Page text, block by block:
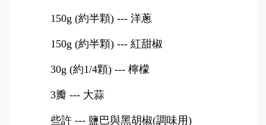
150g (約半顆) --- 洋蔥
150g (約半顆) --- 紅甜椒
30g (約1/4顆) --- 檸檬
3瓣 --- 大蒜
些許 --- 鹽巴與黑胡椒(調味用)